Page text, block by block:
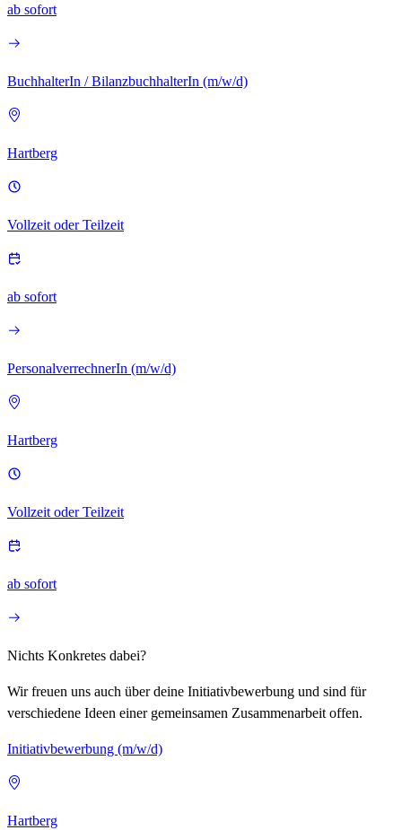
ab sofort
BuchhalterIn / BilanzbuchhalterIn (m/w/d)
Hartberg
Vollzeit oder Teilzeit
ab sofort
PersonalverrechnerIn (m/w/d)
Hartberg
Vollzeit oder Teilzeit
ab sofort
Nichts Konkretes dabei?
Wir freuen uns auch über deine Initiativbewerbung und sind für
verschiedene Ideen einer gemeinsamen Zusammenarbeit offen.
Initiativbewerbung (m/w/d)
Hartberg